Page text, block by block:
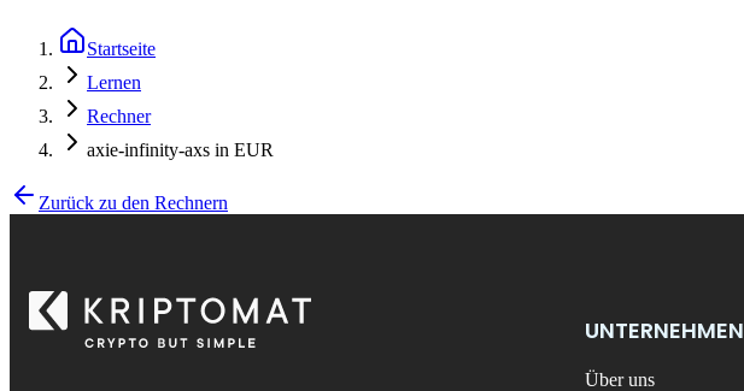
Startseite
Lernen
Rechner
axie-infinity-axs in EUR
Zurück zu den Rechnern
UNTERNEHMEN
Über uns